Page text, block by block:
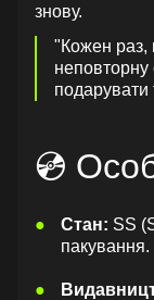
знову.
"Кожен раз,
неповторну
подарувати
💿
Стан: SS
пакування.